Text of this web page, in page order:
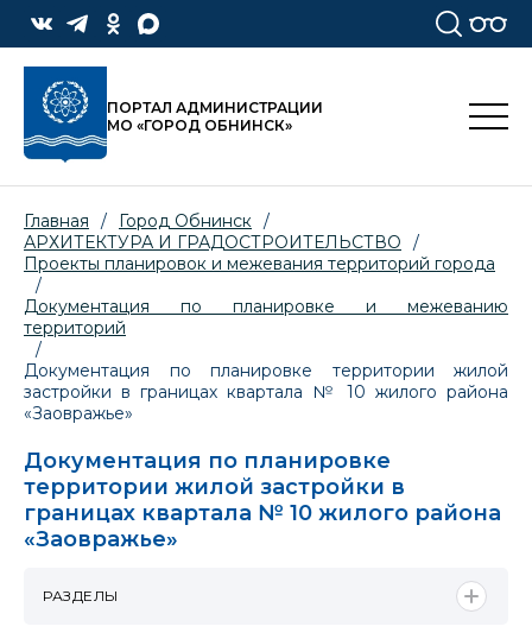
ПОРТАЛ АДМИНИСТРАЦИИ
МО «ГОРОД ОБНИНСК»
Главная / Город Обнинск /
АРХИТЕКТУРА И ГРАДОСТРОИТЕЛЬСТВО
/
Проекты планировок и межевания территорий города
/
Документация по планировке и межеванию
территорий
/
Документация по планировке территории жилой
застройки в границах квартала № 10 жилого района
«Заовражье»
Документация по планировке
территории жилой застройки в
границах квартала № 10 жилого района
«Заовражье»
РАЗДЕЛЫ